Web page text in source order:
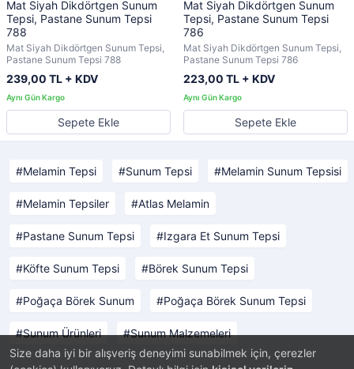
Size daha iyi bir alışveriş deneyimi sunabilmek için, çerezler
Mat Siyah Dikdörtgen Sunum
Tepsi, Pastane Sunum Tepsi
788
Mat Siyah Dikdörtgen Sunum Tepsi,
Pastane Sunum Tepsi 788
239,00 TL + KDV
Sepete Ekle
Mat Siyah Dikdörtgen Sunum
Tepsi, Pastane Sunum Tepsi
786
Mat Siyah Dikdörtgen Sunum Tepsi,
Pastane Sunum Tepsi 786
223,00 TL + KDV
Sepete Ekle
Melamin Tepsi Sunum Tepsi Melamin Sunum Tepsisi
Melamin Tepsiler Atlas Melamin
Pastane Sunum Tepsi Izgara Et Sunum Tepsi
Köfte Sunum Tepsi Börek Sunum Tepsi
Poğaça Börek Sunum Poğaça Börek Sunum Tepsi
Sunum Ürünleri Sunum Malzemeleri